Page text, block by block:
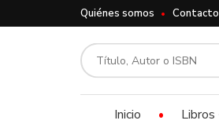
Quiénes somos Contacto
Inicio Libros